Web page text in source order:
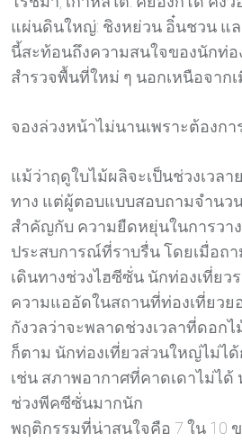
แผ่นดินใหญ่: ชิงหย่วน อิ๋นชวน แล
นี้สะท้อนถึงความสนใจของนักท่อ
สำรวจพื้นที่ใหม่ ๆ นอกเหนือจาก
จองล่วงหน้าไม่นานเพราะต้องก
แม้ว่าฤดูใบไม้ผลิจะเป็นช่วงเวล
ทาง แต่ผู้ตอบแบบสอบถามจำนว
สำคัญกับ ความยืดหยุ่นในการวา
ประสบการณ์ที่ราบรื่น โดยเมื่อถ
เดินทางช่วงไฮซีซั่น นักท่องเที่ยวร
ความแออัดในสถานที่ท่องเที่ยวย
กังวลว่าจะพลาดช่วงเวลาที่ดอกไ
ก็ตาม นักท่องเที่ยวส่วนใหญ่ไม่ไ
เช่น สภาพอากาศที่คาดเดาไม่ไ
ช่วงพีคซีซั่นมากนัก
พฤติกรรมที่น่าสนใจคือ 7 ใน 10